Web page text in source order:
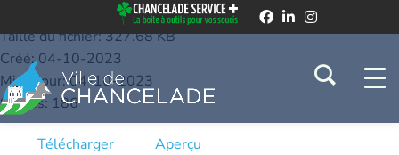
Conseil Municipal - Procès-verbal du 06.06.2023
Taille du fichier: 327.68 KB
Créé: 04-10-2023
Mis à jour: 04-10-2023
Succès: 186
Télécharger Aperçu